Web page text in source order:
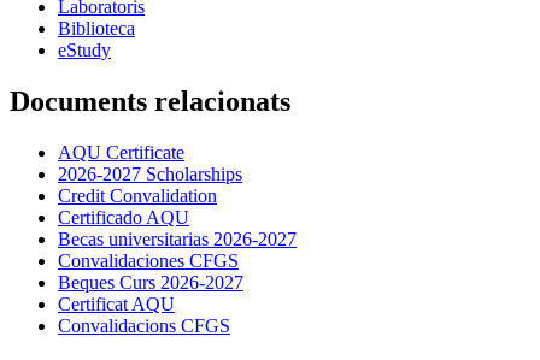
Laboratoris
Biblioteca
eStudy
Documents relacionats
AQU Certificate
2026-2027 Scholarships
Credit Convalidation
Certificado AQU
Becas universitarias 2026-2027
Convalidaciones CFGS
Beques Curs 2026-2027
Certificat AQU
Convalidacions CFGS